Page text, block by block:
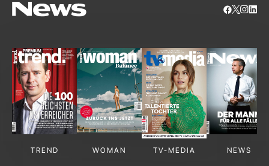
TREND WOMAN TV-MEDIA NEWS